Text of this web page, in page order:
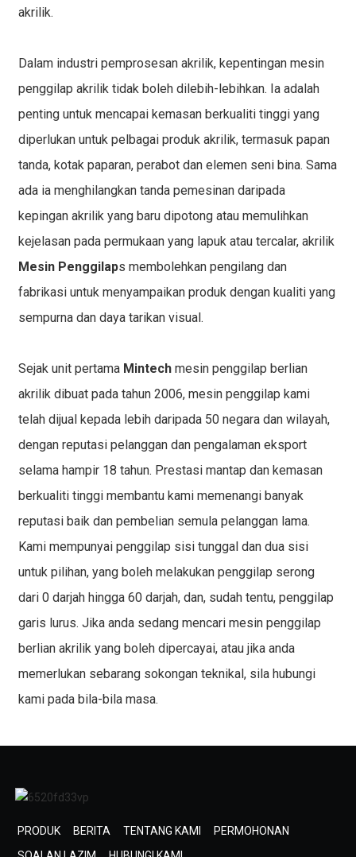
akrilik.
Dalam industri pemprosesan akrilik, kepentingan mesin
penggilap akriliktidak boleh dilebih-lebihkan. Ia adalah
penting untuk mencapai kemasan berkualiti tinggi yang
diperlukan untuk pelbagai produk akrilik, termasuk papan
tanda, kotak paparan, perabot dan elemen seni bina. Sama
ada ia menghilangkan tanda pemesinan daripada
kepingan akrilik yang baru dipotong atau memulihkan
kejelasan pada permukaan yang lapuk atau tercalar, akrilik
Mesin Penggilaps membolehkan pengilang dan
fabrikasi untuk menyampaikan produk dengan kualiti yang
sempurna dan daya tarikan visual.
Sejak unit pertama Mintechmesin penggilap berlian
akrilik dibuat pada tahun 2006, mesin penggilap kami
telah dijual kepada lebih daripada 50 negara dan wilayah,
dengan reputasi pelanggan dan pengalaman eksport
selama hampir 18 tahun. Prestasi mantap dan kemasan
berkualiti tinggi membantu kami memenangi banyak
reputasi baik dan pembelian semula pelanggan lama.
Kami mempunyai penggilap sisi tunggal dan dua sisi
untuk pilihan, yang boleh melakukan penggilap serong
dari 0 darjah hingga 60 darjah, dan, sudah tentu, penggilap
garis lurus. Jika anda sedang mencari mesin penggilap
berlian akrilik yang boleh dipercayai, atau jika anda
memerlukan sebarang sokongan teknikal, sila hubungi
kami pada bila-bila masa.
PRODUK BERITA TENTANG KAMI
PERMOHONAN